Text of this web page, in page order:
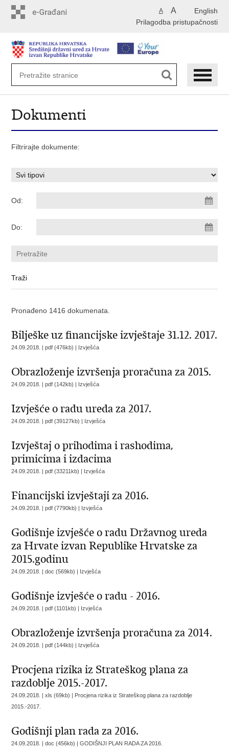
English
A A
Prilagodba pristupačnosti
Dokumenti
Filtrirajte dokumente:
Od:
Do:
Pronađeno 1416 dokumenata.
Bilješke uz financijske izvještaje 31.12. 2017.
24.09.2018. | pdf (476kb) | Izvješća
Obrazloženje izvršenja proračuna za 2015.
24.09.2018. | pdf (142kb) | Izvješća
Izvješće o radu ureda za 2017.
24.09.2018. | pdf (39127kb) | Izvješća
Izvještaj o prihodima i rashodima,
primicima i izdacima
24.09.2018. | pdf (33211kb) | Izvješća
Financijski izvještaji za 2016.
24.09.2018. | pdf (7790kb) | Izvješća
Godišnje izvješće o radu Državnog ureda
za Hrvate izvan Republike Hrvatske za
2015.godinu
24.09.2018. | doc (569kb) | Izvješća
Godišnje izvješće o radu - 2016.
24.09.2018. | pdf (1101kb) | Izvješća
Obrazloženje izvršenja proračuna za 2014.
24.09.2018. | pdf (144kb) | Izvješća
Procjena rizika iz Strateškog plana za
razdoblje 2015.-2017.
24.09.2018. | xls (69kb) | Procjena rizika iz Strateškog plana za razdoblje
2015.-2017.
Godišnji plan rada za 2016.
24.09.2018. | doc (456kb) |GODIŠNJI PLAN RADA ZA 2016.